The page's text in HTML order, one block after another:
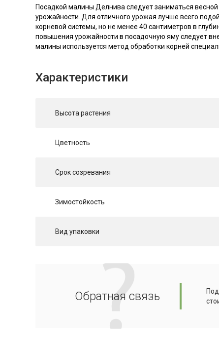
Посадкой малины Делнива следует заниматься
урожайности. Для отличного урожая лучше всего
корневой системы, но не менее 40 сантиметров в
повышения урожайности в посадочную яму следует
малины используется метод обработки корней
Характеристики
Высота растения
Цветность
Срок созревания
Зимостойкость
Вид упаковки
Обратная связь